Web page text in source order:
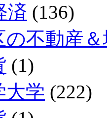
済 (136)
不動産＆
(1)
大学 (222)